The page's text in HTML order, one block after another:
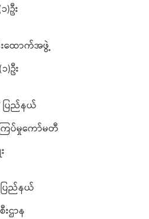
ားလှယ်(၁)ဦး
ောက်အဖွဲ့
းလှယ်(၁)ဦး
ည်နယ်
မှုကော်မတီ
ားရေးမှူး
ည်နယ်
ာန